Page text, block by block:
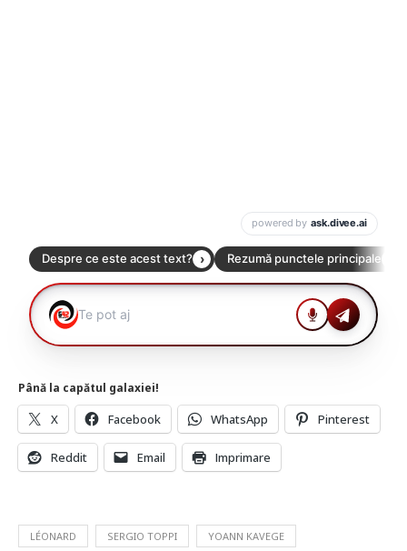
Până la capătul galaxiei!
X Facebook WhatsApp Pinterest
Reddit Email Imprimare
LÉONARD SERGIO TOPPI YOANN KAVEGE